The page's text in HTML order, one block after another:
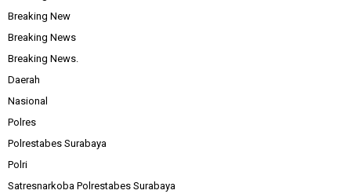
Breaking New
Breaking News
Breaking News.
Daerah
Nasional
Polres
Polrestabes Surabaya
Polri
Satresnarkoba Polrestabes Surabaya